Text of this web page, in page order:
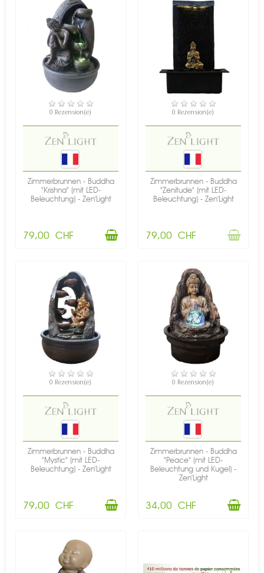
VERFÜGBAR
0 Rezension(e)
Zimmerbrunnen - Buddha
"Krishna" (mit LED-
Beleuchtung) - Zen'Light
79,00 CHF
NICHT AUF LAGER
0 Rezension(e)
Zimmerbrunnen - Buddha
"Zenitude" (mit LED-
Beleuchtung) - Zen'Light
79,00 CHF
VERFÜGBAR
0 Rezension(e)
Zimmerbrunnen - Buddha
"Mystic" (mit LED-
Beleuchtung) - Zen'Light
79,00 CHF
VERFÜGBAR
0 Rezension(e)
Zimmerbrunnen - Buddha
"Peace" (mit LED-
Beleuchtung und Kugel) -
Zen'Light
34,00 CHF